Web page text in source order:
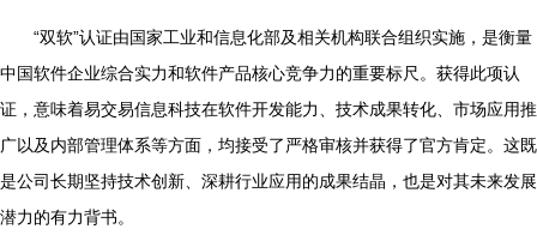
“双软”认证由国家工业和信息化部及相关机构联合组织实施，是衡量
中国软件企业综合实力和软件产品核心竞争力的重要标尺。获得此项认
证，意味着易交易信息科技在软件开发能力、技术成果转化、市场应用推
广以及内部管理体系等方面，均接受了严格审核并获得了官方肯定。这既
是公司长期坚持技术创新、深耕行业应用的成果结晶，也是对其未来发展
潜力的有力背书。